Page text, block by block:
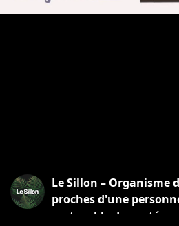
Le Sillon – Organisme
proches d'une
un trouble de santé